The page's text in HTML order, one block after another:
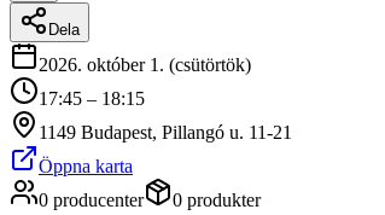
Dela
2026. október 1. (csütörtök)
17:45 – 18:15
1149 Budapest, Pillangó u. 11-21
Öppna karta
0 producenter
0 produkter